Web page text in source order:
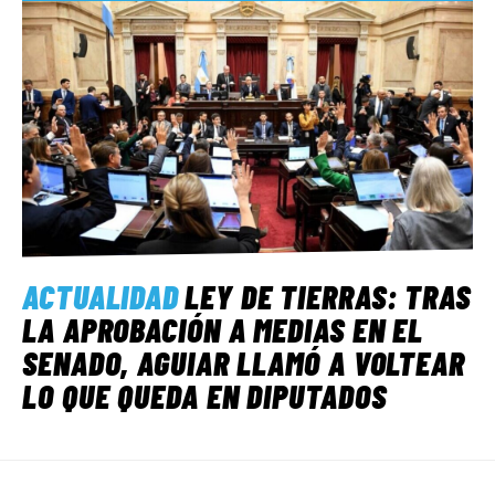
ACTUALIDADLEY DE TIERRAS: TRAS
LA APROBACIÓN A MEDIAS EN EL
SENADO, AGUIAR LLAMÓ A VOLTEAR
LO QUE QUEDA EN DIPUTADOS